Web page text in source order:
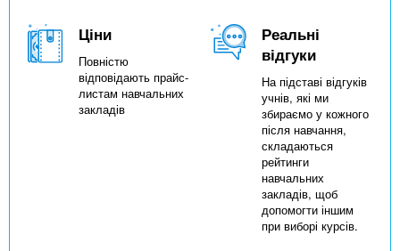
Ціни
Повністю
відповідають прайс-
листам навчальних
закладів
Реальні
відгуки
На підставі відгуків
учнів, які ми
збираємо у кожного
після навчання,
складаються
рейтинги
навчальних
закладів, щоб
допомогти іншим
при виборі курсів.